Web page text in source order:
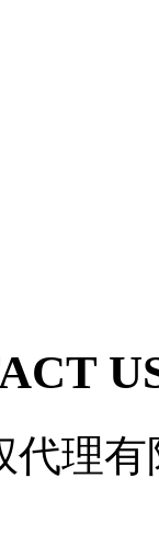
代理